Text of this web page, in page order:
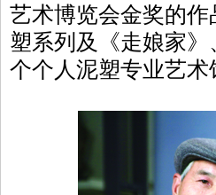
艺术博览会金奖的
塑系列及《走娘家
个个人泥塑专业艺术